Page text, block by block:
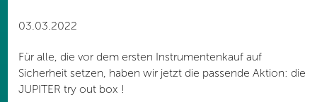
03.03.2022
Für alle, die vor dem ersten Instrumentenkauf auf
Sicherheit setzen, haben wir jetzt die passende Aktion: die
JUPITER try out box !